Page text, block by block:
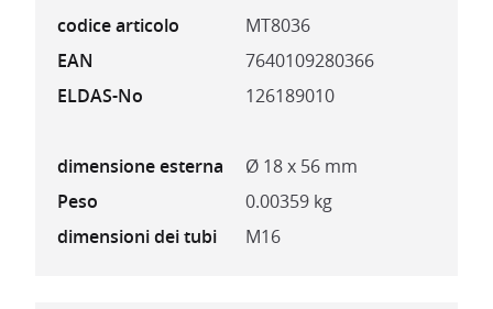
codice articolo
MT8036
EAN
7640109280366
ELDAS-No
126189010
dimensione esterna
Ø 18 x 56 mm
Peso
0.00359 kg
dimensioni dei tubi
M16